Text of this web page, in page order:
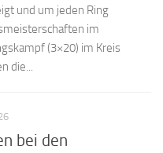
und um jeden Ring
im
(3×20) im Kreis
die...
bei den